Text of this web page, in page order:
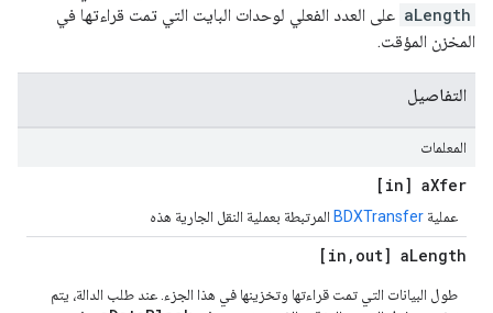
aLength على العدد الفعلي لوحدات البايت التي تمت قراءتها في
المخزن المؤقت.
التفاصيل
المعلمات
[in] aXfer
عملية BDXTransfer المرتبطة بعملية النقل الجارية هذه
[in , out] aLength
طول البيانات التي تمت قراءتها وتخزينها في هذا الجزء. عند طلب الدالة، يتم